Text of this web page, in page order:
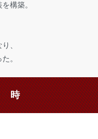
構築。
、
。
時